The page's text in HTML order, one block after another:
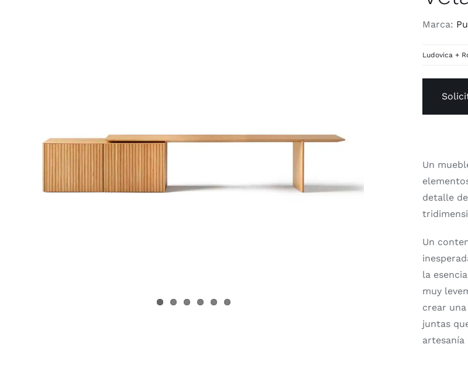
Marca:
Ludovica +
Un
detalle
Un
la
muy
crear
juntas
artesanía